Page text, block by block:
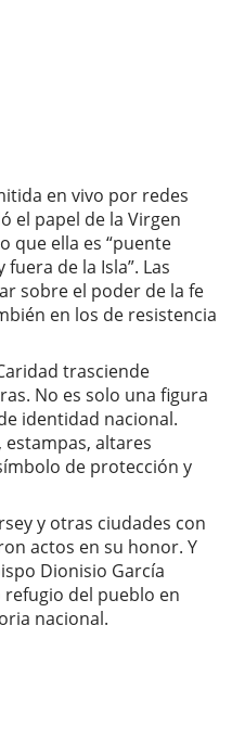
en vivo por redes
el papel de la Virgen
que ella es “puente
de la Isla”. Las
sobre el poder de la fe
en los de resistencia
trasciende
No es solo una figura
identidad nacional.
estampas, altares
de protección y
y otras ciudades con
actos en su honor. Y
Dionisio García
del pueblo en
nacional.